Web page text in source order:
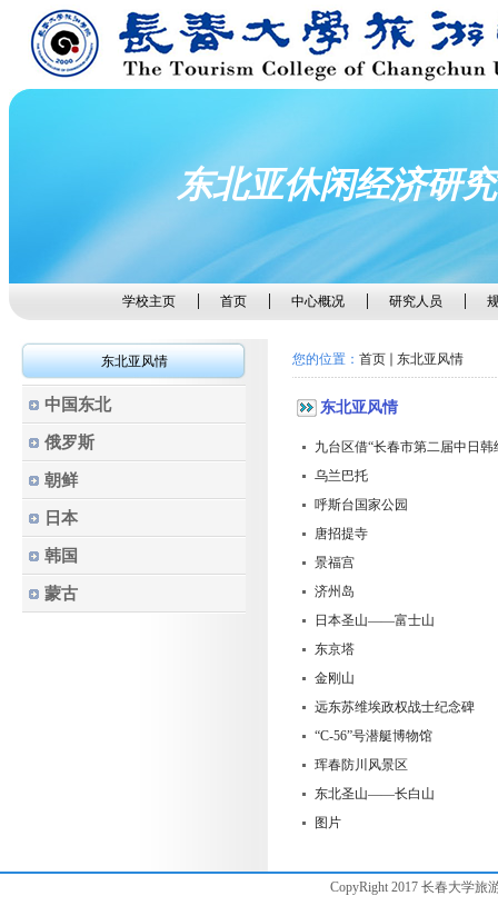
东北亚休闲经济研
学校主页 首页 中心概况 研究人员
东北亚风情
中国东北
俄罗斯
朝鲜
日本
韩国
蒙古
您的位置： 首页 东北亚风情
东北亚风情
九台区借“长春市第二届中日
乌兰巴托
呼斯台国家公园
唐招提寺
景福宫
济州岛
日本圣山——富士山
东京塔
金刚山
远东苏维埃政权战士纪念碑
“C-56”号潜艇博物馆
珲春防川风景区
东北圣山——长白山
图片
CopyRight 2017 长春大学旅